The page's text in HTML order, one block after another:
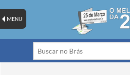
MENU